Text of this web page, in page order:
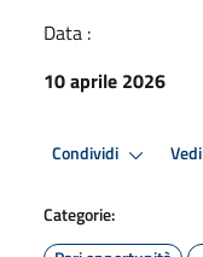
Data :
10 aprile 2026
Condividi
Categorie: